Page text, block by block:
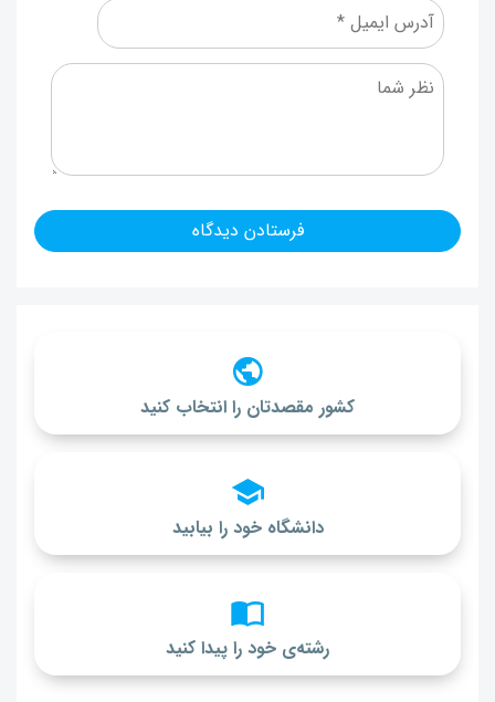
کشور مقصدتان را انتخاب کنید
دانشگاه خود را بیابید
رشته‌ی خود را پیدا کنید